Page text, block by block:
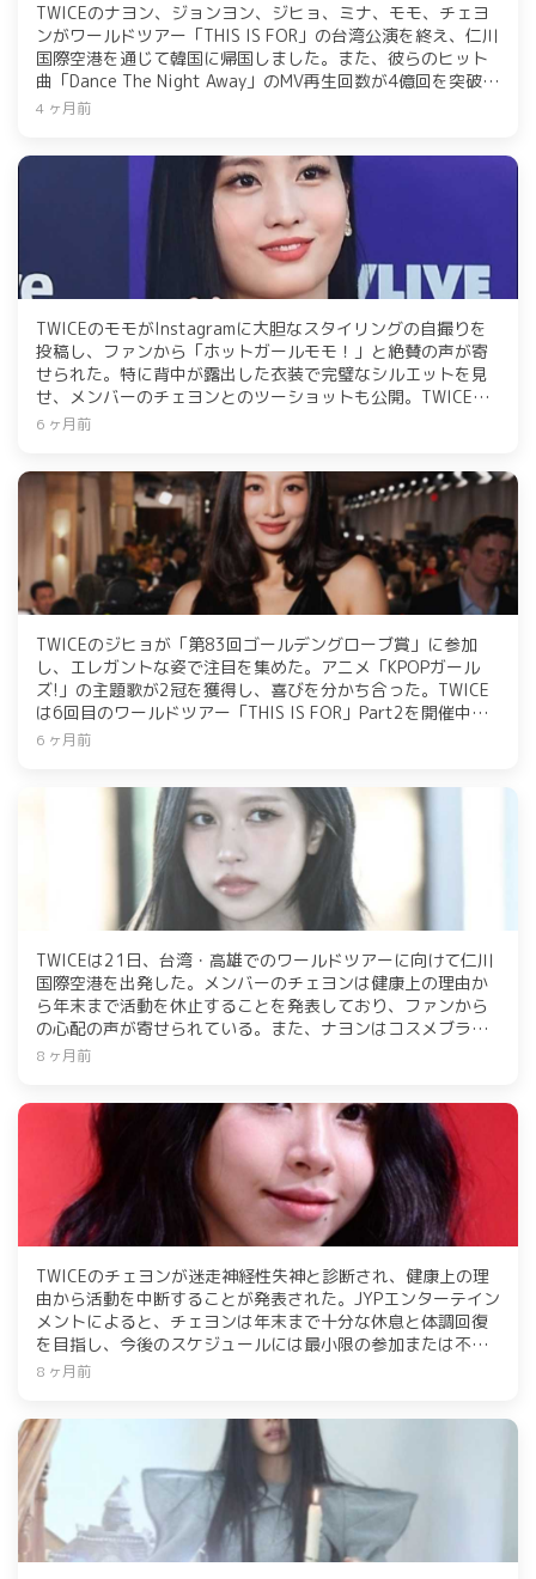
TWICEのナヨン、ジョンヨン、ジヒョ、ミナ、モモ、チェヨ
ンがワールドツアー「THIS IS FOR」の台湾公演を終え、仁川
国際空港を通じて韓国に帰国しました。また、彼らのヒット
曲「Dance The Night Away」のMV再生回数が4億回を突破
し、通算12本目の記録となりました。
4 ヶ月前
TWICEのモモがInstagramに大胆なスタイリングの自撮りを
投稿し、ファンから「ホットガールモモ！」と絶賛の声が寄
せられた。特に背中が露出した衣装で完璧なシルエットを見
せ、メンバーのチェヨンとのツーショットも公開。TWICEは6
度目のワールドツアー「THIS IS FOR」を開催中で、モモはユ
6 ヶ月前
TWICEのジヒョが「第83回ゴールデングローブ賞」に参加
し、エレガントな姿で注目を集めた。アニメ「KPOPガール
ズ!」の主題歌が2冠を獲得し、喜びを分かち合った。TWICE
は6回目のワールドツアー「THIS IS FOR」Part2を開催中
で、カナダのファンを熱狂させている。
6 ヶ月前
TWICEは21日、台湾・高雄でのワールドツアーに向けて仁川
国際空港を出発した。メンバーのチェヨンは健康上の理由か
ら年末まで活動を休止することを発表しており、ファンから
の心配の声が寄せられている。また、ナヨンはコスメブラン
ド「fwee」のイベントに出席した。
8 ヶ月前
TWICEのチェヨンが迷走神経性失神と診断され、健康上の理
由から活動を中断することが発表された。JYPエンターテイン
メントによると、チェヨンは年末まで十分な休息と体調回復
を目指し、今後のスケジュールには最小限の参加または不参
加となる。高雄、香港、バンコクでのワールドツアーにも参
8 ヶ月前